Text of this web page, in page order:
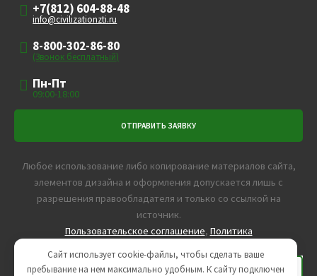
+7(812) 604-88-48
info@civilizationzti.ru
8-800-302-86-80
(Звонок бесплатный)
Пн-Пт
09:00-18:00
Любое использование либо копирование материалов сайта,
элементов дизайна и оформления допускается лишь с
разрешения правообладателя и только со ссылкой на
источник.
Пользовательское соглашение, Политика
конфиденциальности
Сайт использует cookie-файлы, чтобы сделать ваше
пребывание на нем максимально удобным. К cайту подключен